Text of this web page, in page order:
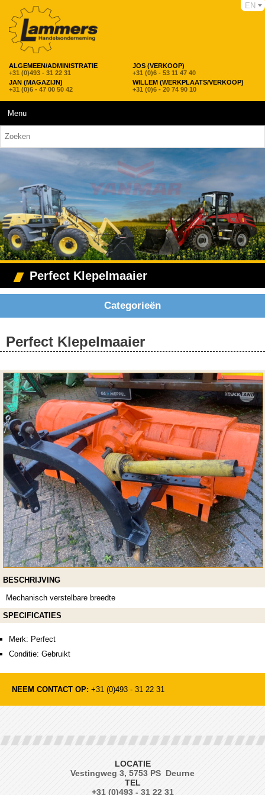
ALGEMEEN/ADMINISTRATIE
+31 (0)493 - 31 22 31
JOS (VERKOOP)
+31 (0)6 - 53 11 47 40
JAN (MAGAZIJN)
+31 (0)6 - 47 00 50 42
WILLEM (WERKPLAATS/VERKOOP)
+31 (0)6 - 20 74 90 10
EN
Menu
Perfect Klepelmaaier
Categorieën
Perfect Klepelmaaier
BESCHRIJVING
Mechanisch verstelbare breedte
SPECIFICATIES
Merk: Perfect
Conditie: Gebruikt
NEEM CONTACT OP: +31 (0)493 - 31 22 31
LOCATIE
Vestingweg 3, 5753 PS Deurne
TEL
+31 (0)493 - 31 22 31